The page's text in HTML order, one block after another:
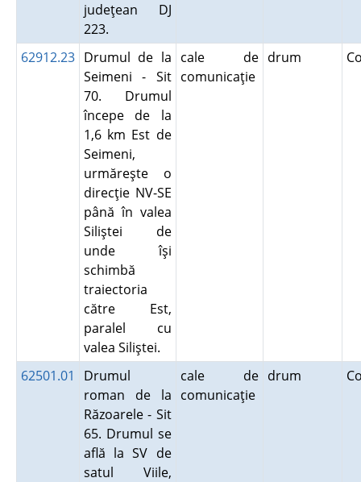
judeţean DJ
223.
62912.23 Drumul de la
Seimeni - Sit
70. Drumul
începe de la
1,6 km Est de
Seimeni,
urmăreşte o
direcţie NV-SE
până în valea
Siliştei de
unde îşi
schimbă
traiectoria
către Est,
paralel cu
valea Siliştei.
cale de
comunicaţie
drum
62501.01
Drumul
roman de la
Răzoarele - Sit
65. Drumul se
află la SV de
satul Viile,
cale de
comunicaţie
drum